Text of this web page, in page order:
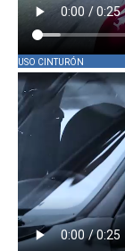
USO CINTURÓN